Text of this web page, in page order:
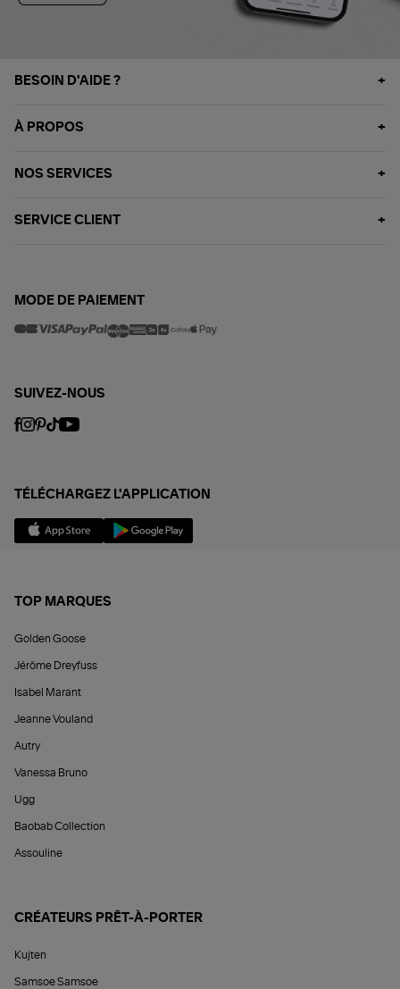
BESOIN D'AIDE ?
À PROPOS
NOS SERVICES
SERVICE CLIENT
MODE DE PAIEMENT
SUIVEZ-NOUS
TÉLÉCHARGEZ L'APPLICATION
TOP MARQUES
Golden Goose
Jérôme Dreyfuss
Isabel Marant
Jeanne Vouland
Autry
Vanessa Bruno
Ugg
Baobab Collection
Assouline
CRÉATEURS PRÊT-À-PORTER
Kujten
Samsoe Samsoe